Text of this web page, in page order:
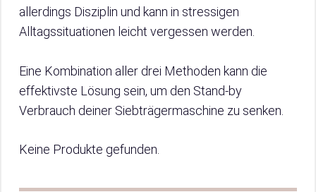
allerdings Disziplin und kann in stressigen
Alltagssituationen leicht vergessen werden.
Eine Kombination aller drei Methoden kann die
effektivste Lösung sein, um den Stand-by
Verbrauch deiner Siebträgermaschine zu senken.
Keine Produkte gefunden.